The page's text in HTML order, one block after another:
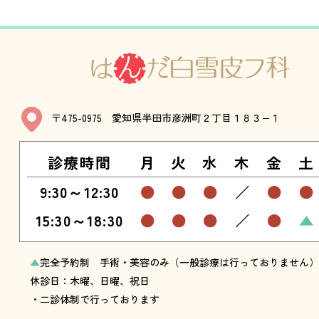
〒475-0975 愛知県半田市彦洲町２丁目１８３−１
診療時間 月 火 水 木 金 土
9:30～12:30
● ● ● ／ ● ●
15:30～18:30
● ● ● ／ ● ▲
▲完全予約制 手術・美容のみ（一般診療は行っておりません）
休診日：木曜、日曜、祝日
・二診体制で行っております